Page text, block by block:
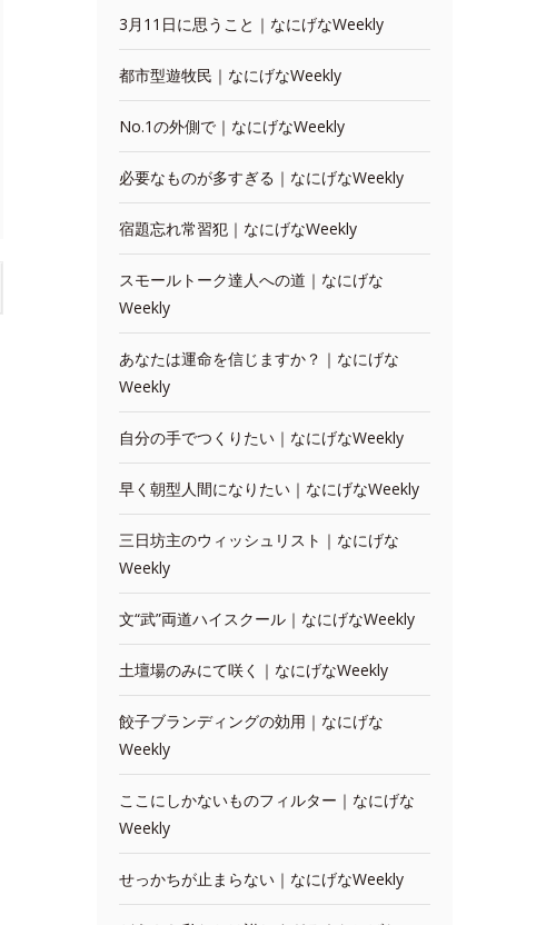
3月11日に思うこと｜なにげなWeekly
都市型遊牧民｜なにげなWeekly
No.1の外側で｜なにげなWeekly
必要なものが多すぎる｜なにげなWeekly
宿題忘れ常習犯｜なにげなWeekly
スモールトーク達人への道｜なにげな
Weekly
あなたは運命を信じますか？｜なにげな
Weekly
自分の手でつくりたい｜なにげなWeekly
早く朝型人間になりたい｜なにげなWeekly
三日坊主のウィッシュリスト｜なにげな
Weekly
文“武”両道ハイスクール｜なにげなWeekly
土壇場のみにて咲く｜なにげなWeekly
餃子ブランディングの効用｜なにげな
Weekly
ここにしかないものフィルター｜なにげな
Weekly
せっかちが止まらない｜なにげなWeekly